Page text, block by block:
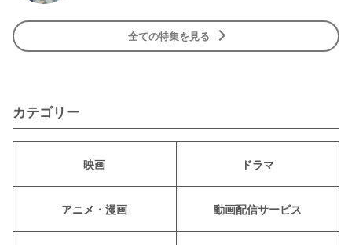
全ての特集を見る
カテゴリー
映画 ドラマ
アニメ・漫画 動画配信サービス